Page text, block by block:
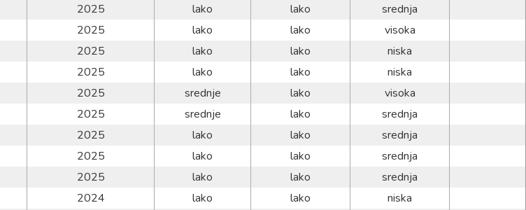
2025 lako lako srednja
2025 lako lako visoka
2025 lako lako niska
2025 lako lako niska
2025 srednje lako visoka
2025 srednje lako srednja
2025 lako lako srednja
2025 lako lako srednja
2025 lako lako srednja
2024 lako lako niska